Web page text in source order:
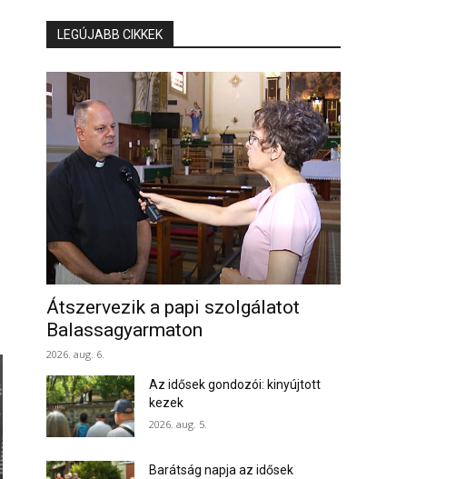
LEGÚJABB CIKKEK
Átszervezik a papi szolgálatot
Balassagyarmaton
2026. aug. 6.
Az idősek gondozói: kinyújtott
kezek
2026. aug. 5.
Barátság napja az idősek